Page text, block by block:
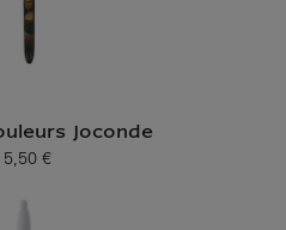
Joconde
​​actuel
5,50 €